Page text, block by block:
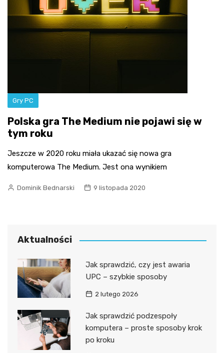
Gry PC
Polska gra The Medium nie pojawi się w
tym roku
Jeszcze w 2020 roku miała ukazać się nowa gra
komputerowa The Medium. Jest ona wynikiem
Dominik Bednarski 9 listopada 2020
Aktualności
Jak sprawdzić, czy jest awaria
UPC – szybkie sposoby
2 lutego 2026
Jak sprawdzić podzespoły
komputera – proste sposoby krok
po kroku